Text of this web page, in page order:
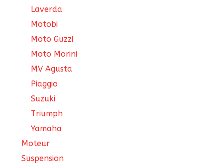
Laverda
Motobi
Moto Guzzi
Moto Morini
MV Agusta
Piaggio
Suzuki
Triumph
Yamaha
Moteur
Suspension